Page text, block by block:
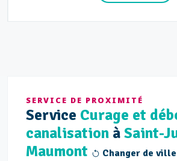
SERVICE DE PROXIMITÉ
Service Curage et
canalisation àSaint-
Maumont
Changer de ville